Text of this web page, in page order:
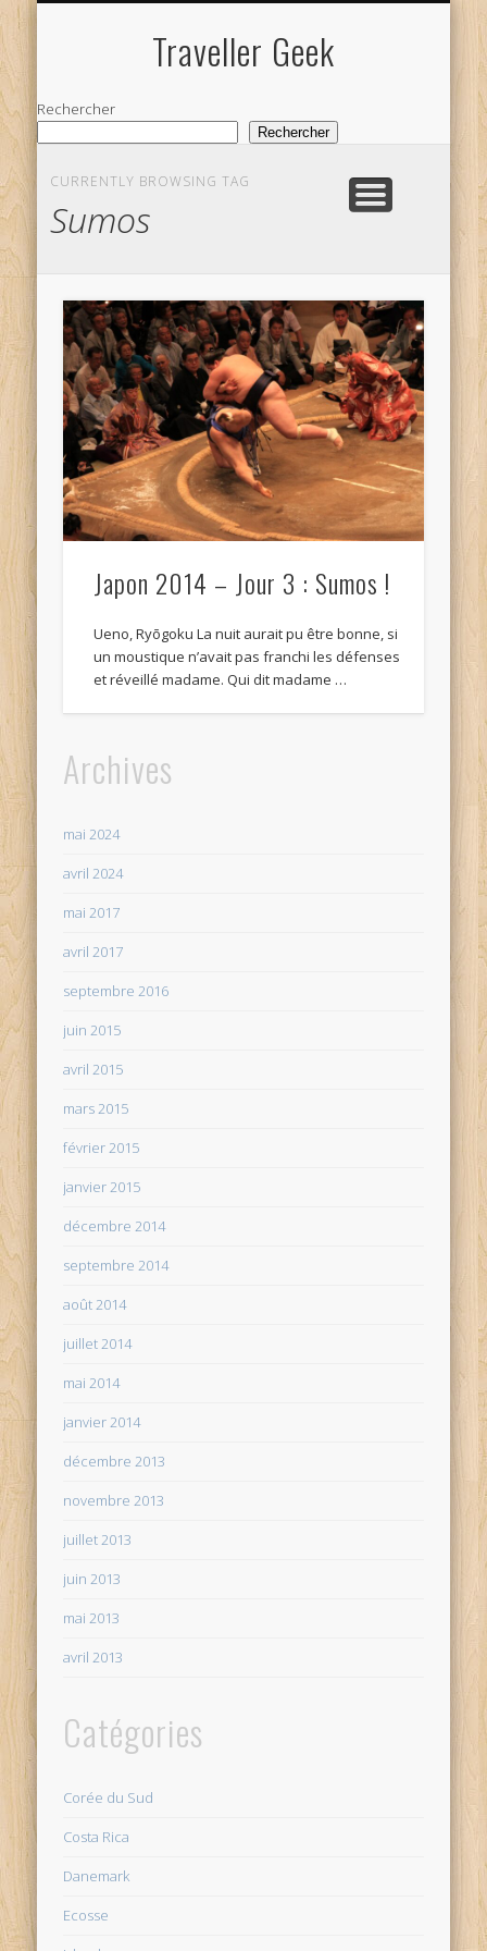
Traveller Geek
Rechercher
Rechercher
CURRENTLY BROWSING TAG
Sumos
Japon 2014 – Jour 3 : Sumos !
Ueno, Ryōgoku La nuit aurait pu être bonne, si
un moustique n’avait pas franchi les défenses
et réveillé madame. Qui dit madame …
Archives
mai 2024
avril 2024
mai 2017
avril 2017
septembre 2016
juin 2015
avril 2015
mars 2015
février 2015
janvier 2015
décembre 2014
septembre 2014
août 2014
juillet 2014
mai 2014
janvier 2014
décembre 2013
novembre 2013
juillet 2013
juin 2013
mai 2013
avril 2013
Catégories
Corée du Sud
Costa Rica
Danemark
Ecosse